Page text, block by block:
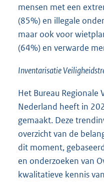
mensen met een
(85%) en illegale
maar ook voor
(64%) en verwarde
Inventarisatie
Het Bureau Regionale
Nederland heeft in
gemaakt. Deze
overzicht van de
dit moment,
en onderzoeken van
kwalitatieve kennis